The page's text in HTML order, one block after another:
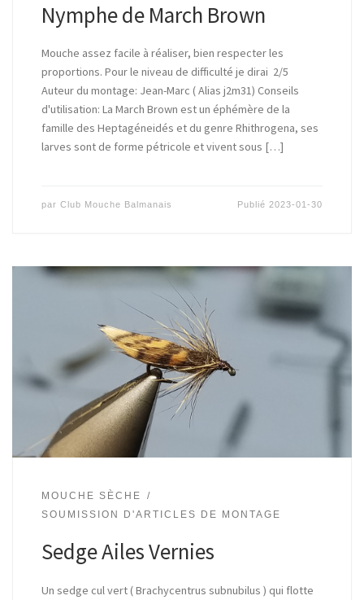
Nymphe de March Brown
Mouche assez facile à réaliser, bien respecter les
proportions. Pour le niveau de difficulté je dirai 2/5
Auteur du montage: Jean-Marc ( Alias j2m31) Conseils
d'utilisation: La March Brown est un éphémère de la
famille des Heptagéneidés et du genre Rhithrogena, ses
larves sont de forme pétricole et vivent sous […]
par Club Mouche Balmanais Publié2023-01-30
MOUCHE SÈCHE
SOUMISSION D'ARTICLES DE MONTAGE
Sedge Ailes Vernies
Un sedge cul vert ( Brachycentrus subnubilus ) qui flotte